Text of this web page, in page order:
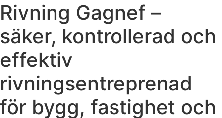
Rivning Gagnef –
säker, kontrollerad och
effektiv
rivningsentreprenad
för bygg, fastighet och